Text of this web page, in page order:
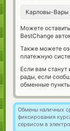
Карловы-
Можете
BestChange
Также можете
платежную
Если вам
рады, если
обменные
Обмены наличных
фиксирования
сервисом в